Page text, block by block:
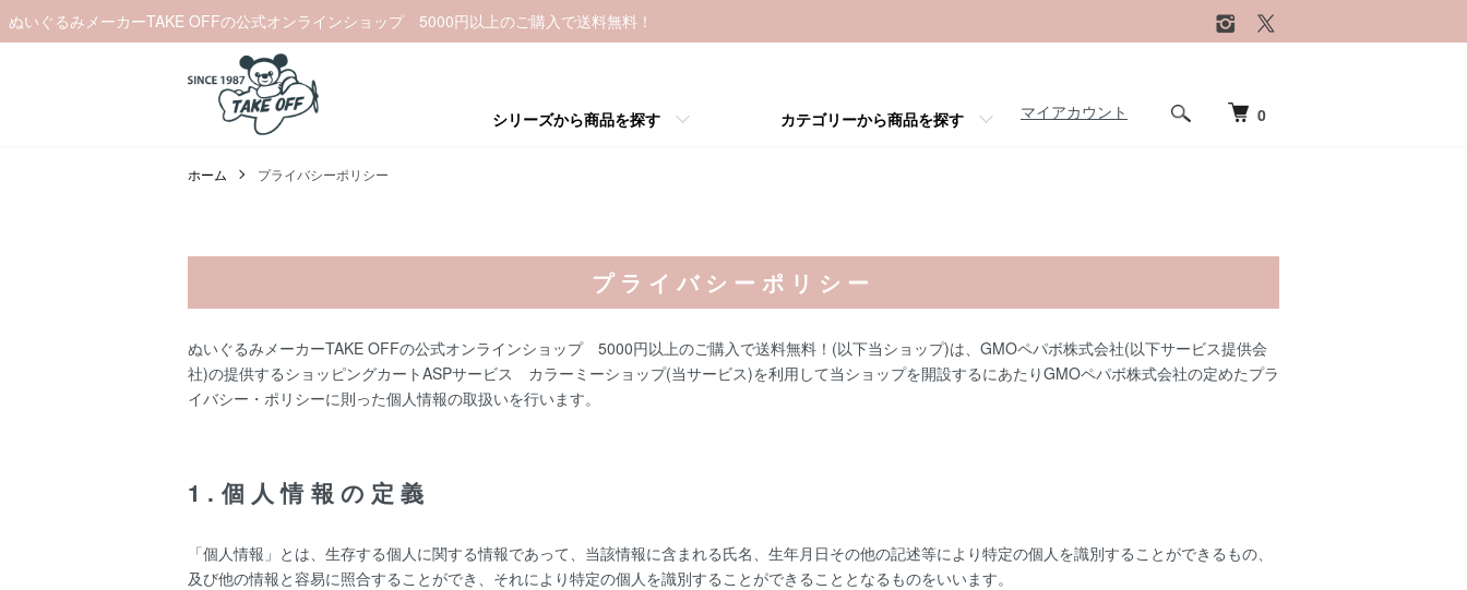
ぬいぐるみメーカーTAKE OFFの公式オンラインショップ 5000円以上のご購入で送料無料！
マイアカウント 0
シリーズから商品を探す カテゴリーから商品を探す
ホーム プライバシーポリシー
プライバシーポリシー
ぬいぐるみメーカーTAKE OFFの公式オンラインショップ 5000円以上のご購入で送料無料！(以下当ショップ)は、 GMOペパボ株式会社(以下サービス提供会
社)の提供するショッピングカートASPサービス カラーミーショップ(当サービス)を利用して当ショップを開設するにあたりGMOペパボ株式会社の定めたプラ
イバシー・ポリシーに則った個人情報の取扱いを行います。
1.個人情報の定義
「個人情報」とは、生存する個人に関する情報であって、当該情報に含まれる氏名、生年月日その他の記述等により特定の個人を識別することができるもの、
及び他の情報と容易に照合することができ、それにより特定の個人を識別することができることとなるものをいいます。